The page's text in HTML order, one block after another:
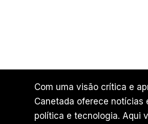
Com uma visão crítica e
Canetada oferece notícias
política e tecnologia. Aqui